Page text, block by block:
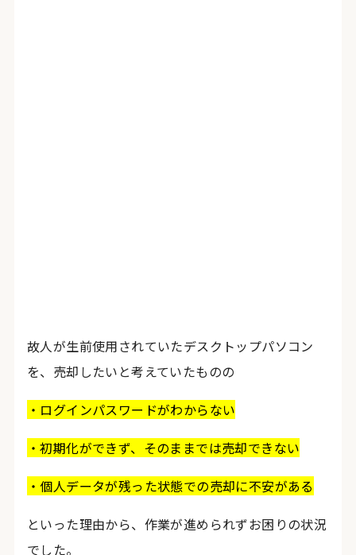
故人が生前使用されていたデスクトップパソコン
を、売却したいと考えていたものの
・ログインパスワードがわからない
・初期化ができず、そのままでは売却できない
・個人データが残った状態での売却に不安がある
といった理由から、作業が進められずお困りの状況
でした。